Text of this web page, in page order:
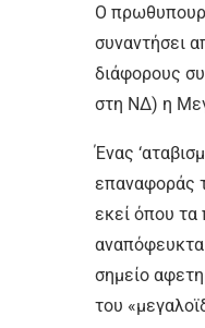
Ο
συναντήσει
διάφορους
στη ΝΔ) η
Ένας
επαναφοράς
εκεί όπου τα
αναπόφευκτα
σημείο
του